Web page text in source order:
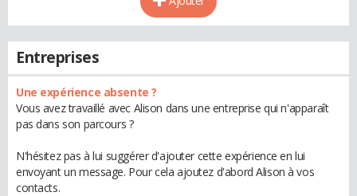
Entreprises
Une expérience absente ?
Vous avez travaillé avec Alison dans une entreprise qui n'apparaît
pas dans son parcours ?
N'hésitez pas à lui suggérer d'ajouter cette expérience en lui
envoyant un message. Pour cela ajoutez d'abord Alison à vos
contacts.